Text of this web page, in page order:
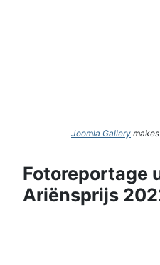
Joomla Gallery
Fotoreportage
Ariënsprijs